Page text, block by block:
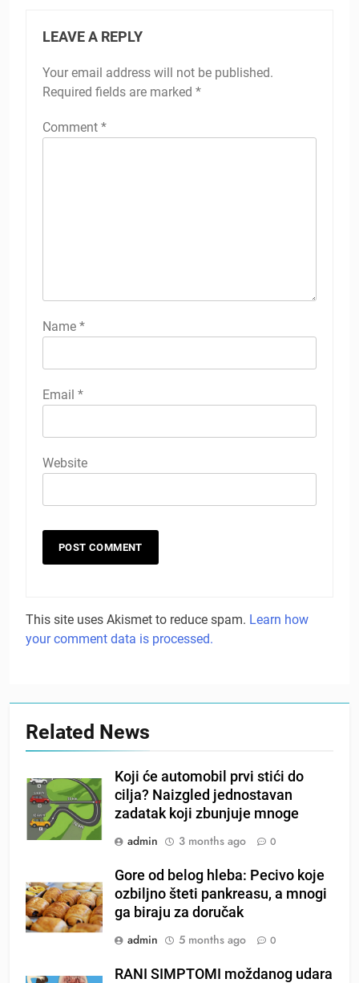
LEAVE A REPLY
Your email address will not be published.
Required fields are marked *
Comment *
Name *
Email *
Website
This site uses Akismet to reduce spam. Learn how
your comment data is processed.
Related News
Koji će automobil prvi stići do
cilja? Naizgled jednostavan
zadatak koji zbunjuje mnoge
admin
3 months ago 0
Gore od belog hleba: Pecivo koje
ozbiljno šteti pankreasu, a mnogi
ga biraju za doručak
admin
5 months ago 0
RANI SIMPTOMI moždanog udara